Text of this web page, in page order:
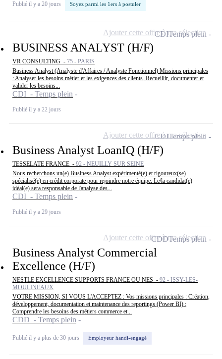
Publié il y a 20 jours Soyez parmi les 1ers à postuler
BUSINESS ANALYST (H/F)
VR CONSULTING - 75 - PARIS
Business Analyst (Analyste d'Affaires / Analyste Fonctionnel) Missions principales
: Analyser les besoins métier et les exigences des clients. Recueillir, documenter et
valider les besoins...
CDI - Temps plein
Publié il y a 22 jours
CDITemps plein
Ajouter cette offre à ma sélection
Business Analyst LoanIQ (H/F)
TESSELATE FRANCE - 92 - NEUILLY SUR SEINE
Nous recherchons un(e) Business Analyst expérimenté(e) et rigoureux(se)
spécialisé(e) en crédit corporate pour rejoindre notre équipe. Le/la candidat(e)
idéal(e) sera responsable de l'analyse des...
CDI - Temps plein
Publié il y a 29 jours
CDITemps plein
Ajouter cette offre à ma sélection
Business Analyst Commercial
Excellence (H/F)
NESTLE EXCELLENCE SUPPORTS FRANCE OU NES - 92 - ISSY-LES-
MOULINEAUX
VOTRE MISSION, SI VOUS L'ACCEPTEZ : Vos missions principales : Création,
développement, documentation et maintenance des reportings (Power BI) :
Comprendre les besoins des métiers commerce et...
CDD - Temps plein
Publié il y a plus de 30 jours Employeur handi-engagé
CDDTemps plein
Ajouter cette offre à ma sélection